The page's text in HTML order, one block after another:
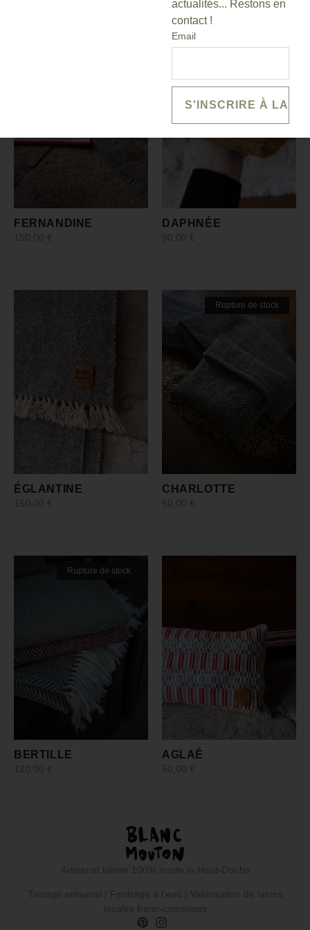
FERNANDINE
150,00 €
DAPHNÉE
90,00 €
ÉGLANTINE
150,00 €
Rupture de stock
CHARLOTTE
50,00 €
Rupture de stock
BERTILLE
120,00 €
AGLAÉ
50,00 €
Artisanat lainier 100% made in Haut-Doubs
Tissage artisanal | Feutrage à l’eau | Valorisation de laines
locales franc-comtoises
actualités... Restons en
contact !
Email